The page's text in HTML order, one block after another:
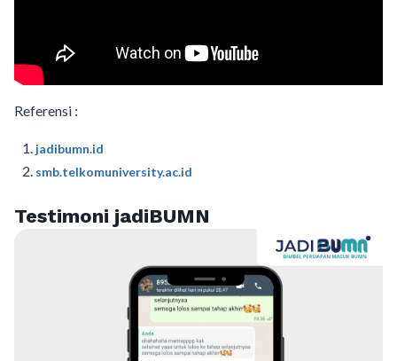
Referensi :
jadibumn.id
smb.telkomuniversity.ac.id
Testimoni jadiBUMN